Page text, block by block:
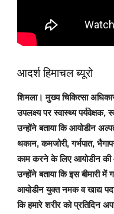
आदर्श हिमाचल ब्यूरो
शिमला।मुख्य चिकित्सा
उपलक्ष्य पर स्वास्थ्य
उन्होंने बताया कि आयोडीन
थकान, कमजोरी, गर्भपात,
काम करने के लिए आयोडीन की
उन्होंने बताया कि इस
आयोडीन युक्त नमक व खाद्य
कि हमारे शरीर को प्रतिदिन